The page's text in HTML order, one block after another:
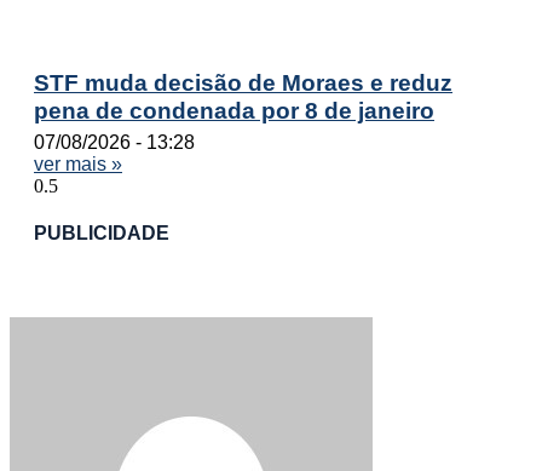
STF muda decisão de Moraes e reduz
pena de condenada por 8 de janeiro
07/08/2026
13:28
ver mais »
PUBLICIDADE